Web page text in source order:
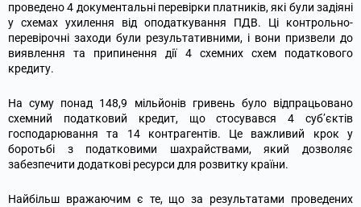
проведено 4 документальні перевірки платників, які були задіяні
у схемах ухилення від оподаткування ПДВ. Ці контрольно-
перевірочні заходи були результативними, і вони призвели до
виявлення та припинення дії 4 схемних схем податкового
кредиту.
На суму понад 148,9 мільйонів гривень було відпрацьовано
схемний податковий кредит, що стосувався 4 суб’єктів
господарювання та 14 контрагентів. Це важливий крок у
боротьбі з податковими шахрайствами, який дозволяє
забезпечити додаткові ресурси для розвитку країни.
Найбільш вражаючим є те, що за результатами проведених